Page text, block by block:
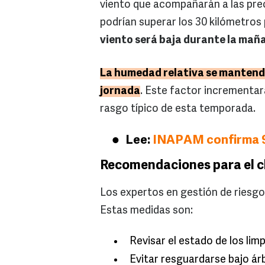
viento que acompañarán a las
podrían superar los 30 kilómetros
viento será baja durante la
La humedad relativa se
jornada. Este factor
rasgo típico de esta temporada.
Lee: INAPAM confirma
Recomendaciones para el
Los expertos en gestión de
Estas medidas son:
Revisar el estado de los
Evitar resguardarse bajo